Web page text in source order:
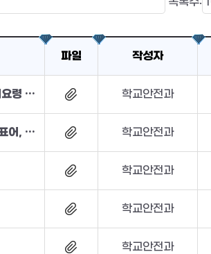
파일 작성자
2026년 여름철 계곡 및 해수욕장 등에서의 안전사고 예방 대처요령 홍보리플릿 및 교육책자 학교안전과
2026년 전북특별자치도교육청 안전주간 공모전 수장작 모음(표어, 포스터 및 동영상) 학교안전과
학교안전과
학교안전과
학교안전과